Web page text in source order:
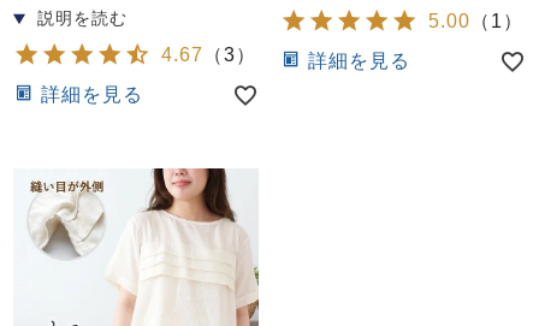
4.67 （3）
詳細を見る
5.00 （ 1 ）
詳細を見る